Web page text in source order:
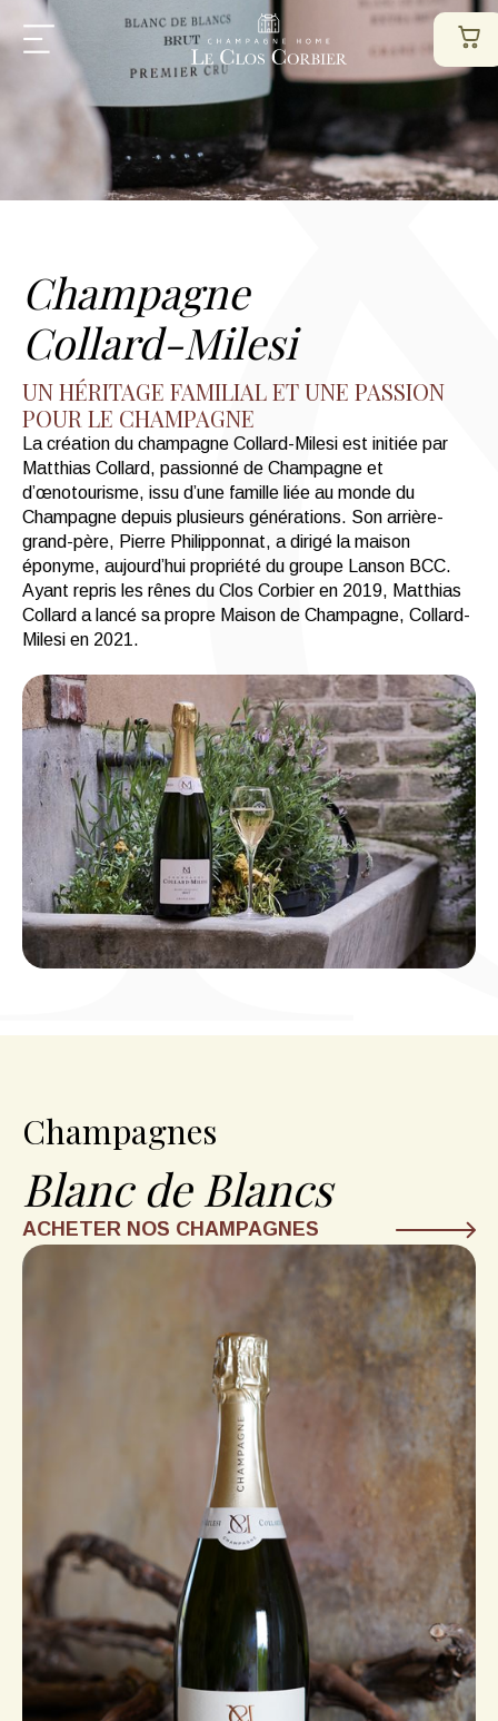
Champagne
Collard-Milesi
UN HÉRITAGE FAMILIAL ET UNE PASSION
POUR LE CHAMPAGNE
La création du champagne Collard-Milesi est initiée par
Matthias Collard, passionné de Champagne et
d’œnotourisme, issu d’une famille liée au monde du
Champagne depuis plusieurs générations. Son arrière-
grand-père, Pierre Philipponnat, a dirigé la maison
éponyme, aujourd’hui propriété du groupe Lanson BCC.
Ayant repris les rênes du Clos Corbier en 2019, Matthias
Collard a lancé sa propre Maison de Champagne, Collard-
Milesi en 2021.
Champagnes
Blanc de Blancs
ACHETER NOS CHAMPAGNES